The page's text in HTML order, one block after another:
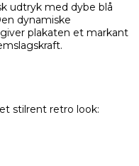
udtryk med dybe blå
dynamiske
plakaten et markant
stilrent retro look: